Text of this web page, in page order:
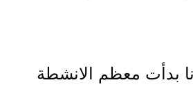
بدأت معظم الانشطة